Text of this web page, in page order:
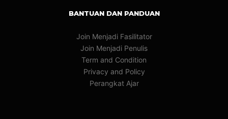
BANTUAN DAN PANDUAN
Join Menjadi Fasilitator
Join Menjadi Penulis
Term and Condition
Privacy and Policy
Perangkat Ajar